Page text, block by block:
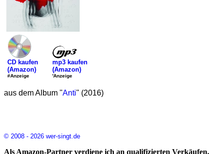
CD kaufen
(Amazon)
#Anzeige
mp3 kaufen
(Amazon)
'Anzeige
aus dem Album "Anti" (2016)
© 2008 - 2026 wer-singt.de
Als Amazon-Partner verdiene ich an qualifizierten Verkäufen.